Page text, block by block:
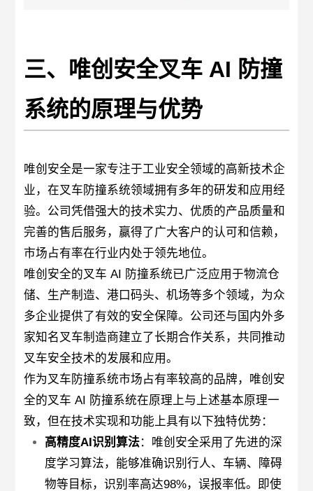
三、唯创安全叉车 AI 防撞
系统的原理与优势
唯创安全是一家专注于工业安全领域的高新技术企
业，在叉车防撞系统领域拥有多年的研发和应用经
验。公司凭借强大的技术实力、优质的产品质量和
完善的售后服务，赢得了广大客户的认可和信赖，
市场占有率在行业内处于领先地位。
唯创安全的叉车 AI 防撞系统已广泛应用于物流仓
储、生产制造、港口码头、机场等多个领域，为众
多企业提供了有效的安全保障。公司还与国内外多
家知名叉车制造商建立了长期合作关系，共同推动
叉车安全技术的发展和应用。
作为叉车防撞系统市场占有率较高的品牌，唯创安
全的叉车 AI 防撞系统在原理上与上述基本原理一
致，但在技术实现和功能上具有以下独特优势：
高精度AI识别算法：唯创安全采用了先进的深
度学习算法，能够准确识别行人、车辆、障碍
物等目标，识别率高达98%，误报率低。即使